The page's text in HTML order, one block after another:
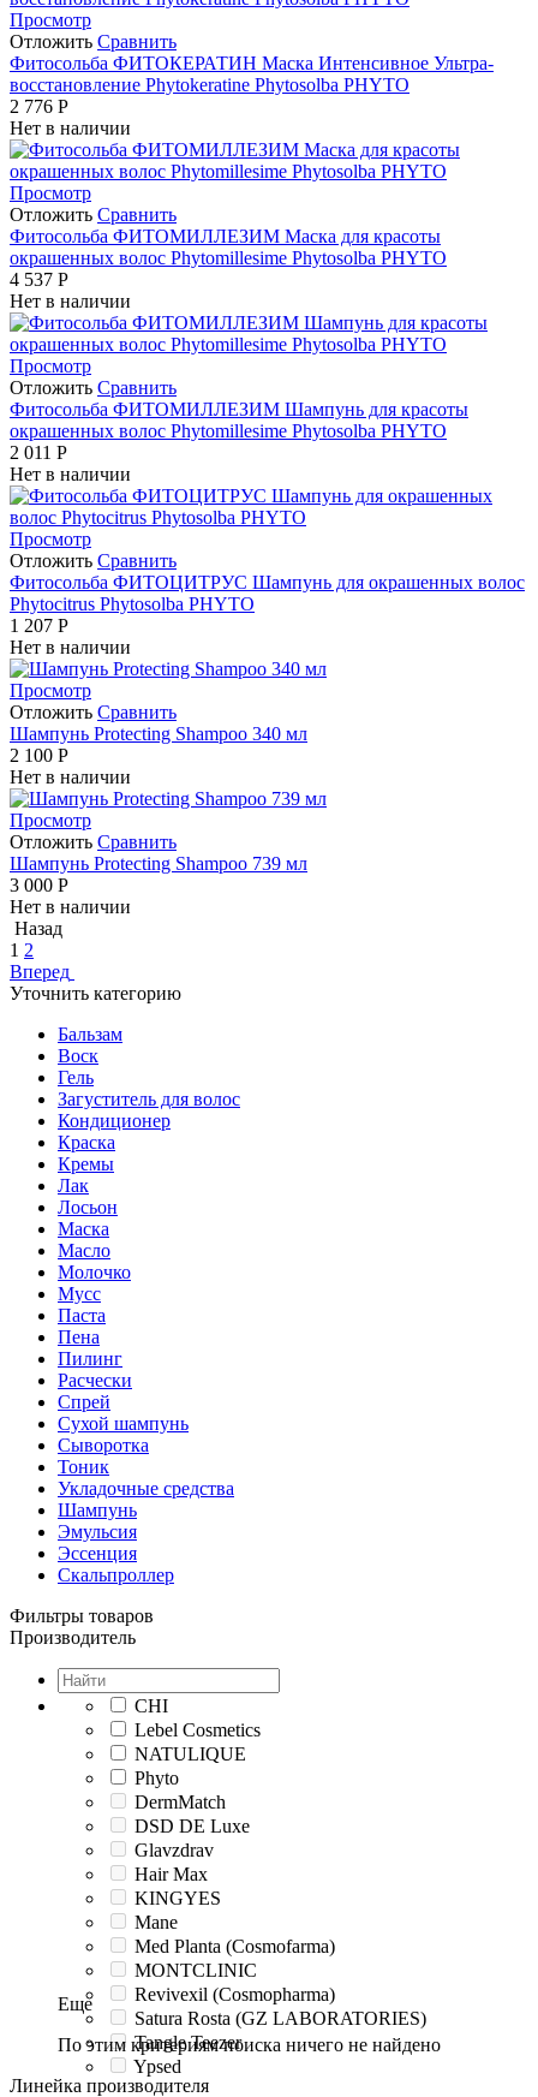
Просмотр
Отложить Сравнить
Фитосольба ФИТОКЕРАТИН Маска Интенсивное Ультра-
восстановление Phytokeratine Phytosolba PHYTO
2 776 Р
Нет в наличии
Просмотр
Отложить Сравнить
Фитосольба ФИТОМИЛЛЕЗИМ Маска для красоты
окрашенных волос Phytomillesime Phytosolba PHYTO
4 537 Р
Нет в наличии
Просмотр
Отложить Сравнить
Фитосольба ФИТОМИЛЛЕЗИМ Шампунь для красоты
окрашенных волос Phytomillesime Phytosolba PHYTO
2 011 Р
Нет в наличии
Просмотр
Отложить Сравнить
Фитосольба ФИТОЦИТРУС Шампунь для окрашенных волос
Phytocitrus Phytosolba PHYTO
1 207 Р
Нет в наличии
Просмотр
Отложить Сравнить
Шампунь Protecting Shampoo 340 мл
2 100 Р
Нет в наличии
Просмотр
Отложить Сравнить
Шампунь Protecting Shampoo 739 мл
3 000 Р
Нет в наличии
Назад
1 2
Вперед
Уточнить категорию
Бальзам
Воск
Гель
Загуститель для волос
Кондиционер
Краска
Кремы
Лак
Лосьон
Маска
Масло
Молочко
Мусс
Паста
Пена
Пилинг
Расчески
Спрей
Сухой шампунь
Сыворотка
Тоник
Укладочные средства
Шампунь
Эмульсия
Эссенция
Скальпроллер
Фильтры товаров
Производитель
CHI
Lebel Cosmetics
NATULIQUE
Phyto
DermMatch
DSD DE Luxe
Glavzdrav
Hair Max
KINGYES
Mane
Med Planta (Cosmofarma)
MONTCLINIC
Revivexil (Cosmopharma)
Satura Rosta (GZ LABORATORIES)
Tangle Teezer
Ypsed
Еще
По этим критериям поиска ничего не найдено
Линейка производителя